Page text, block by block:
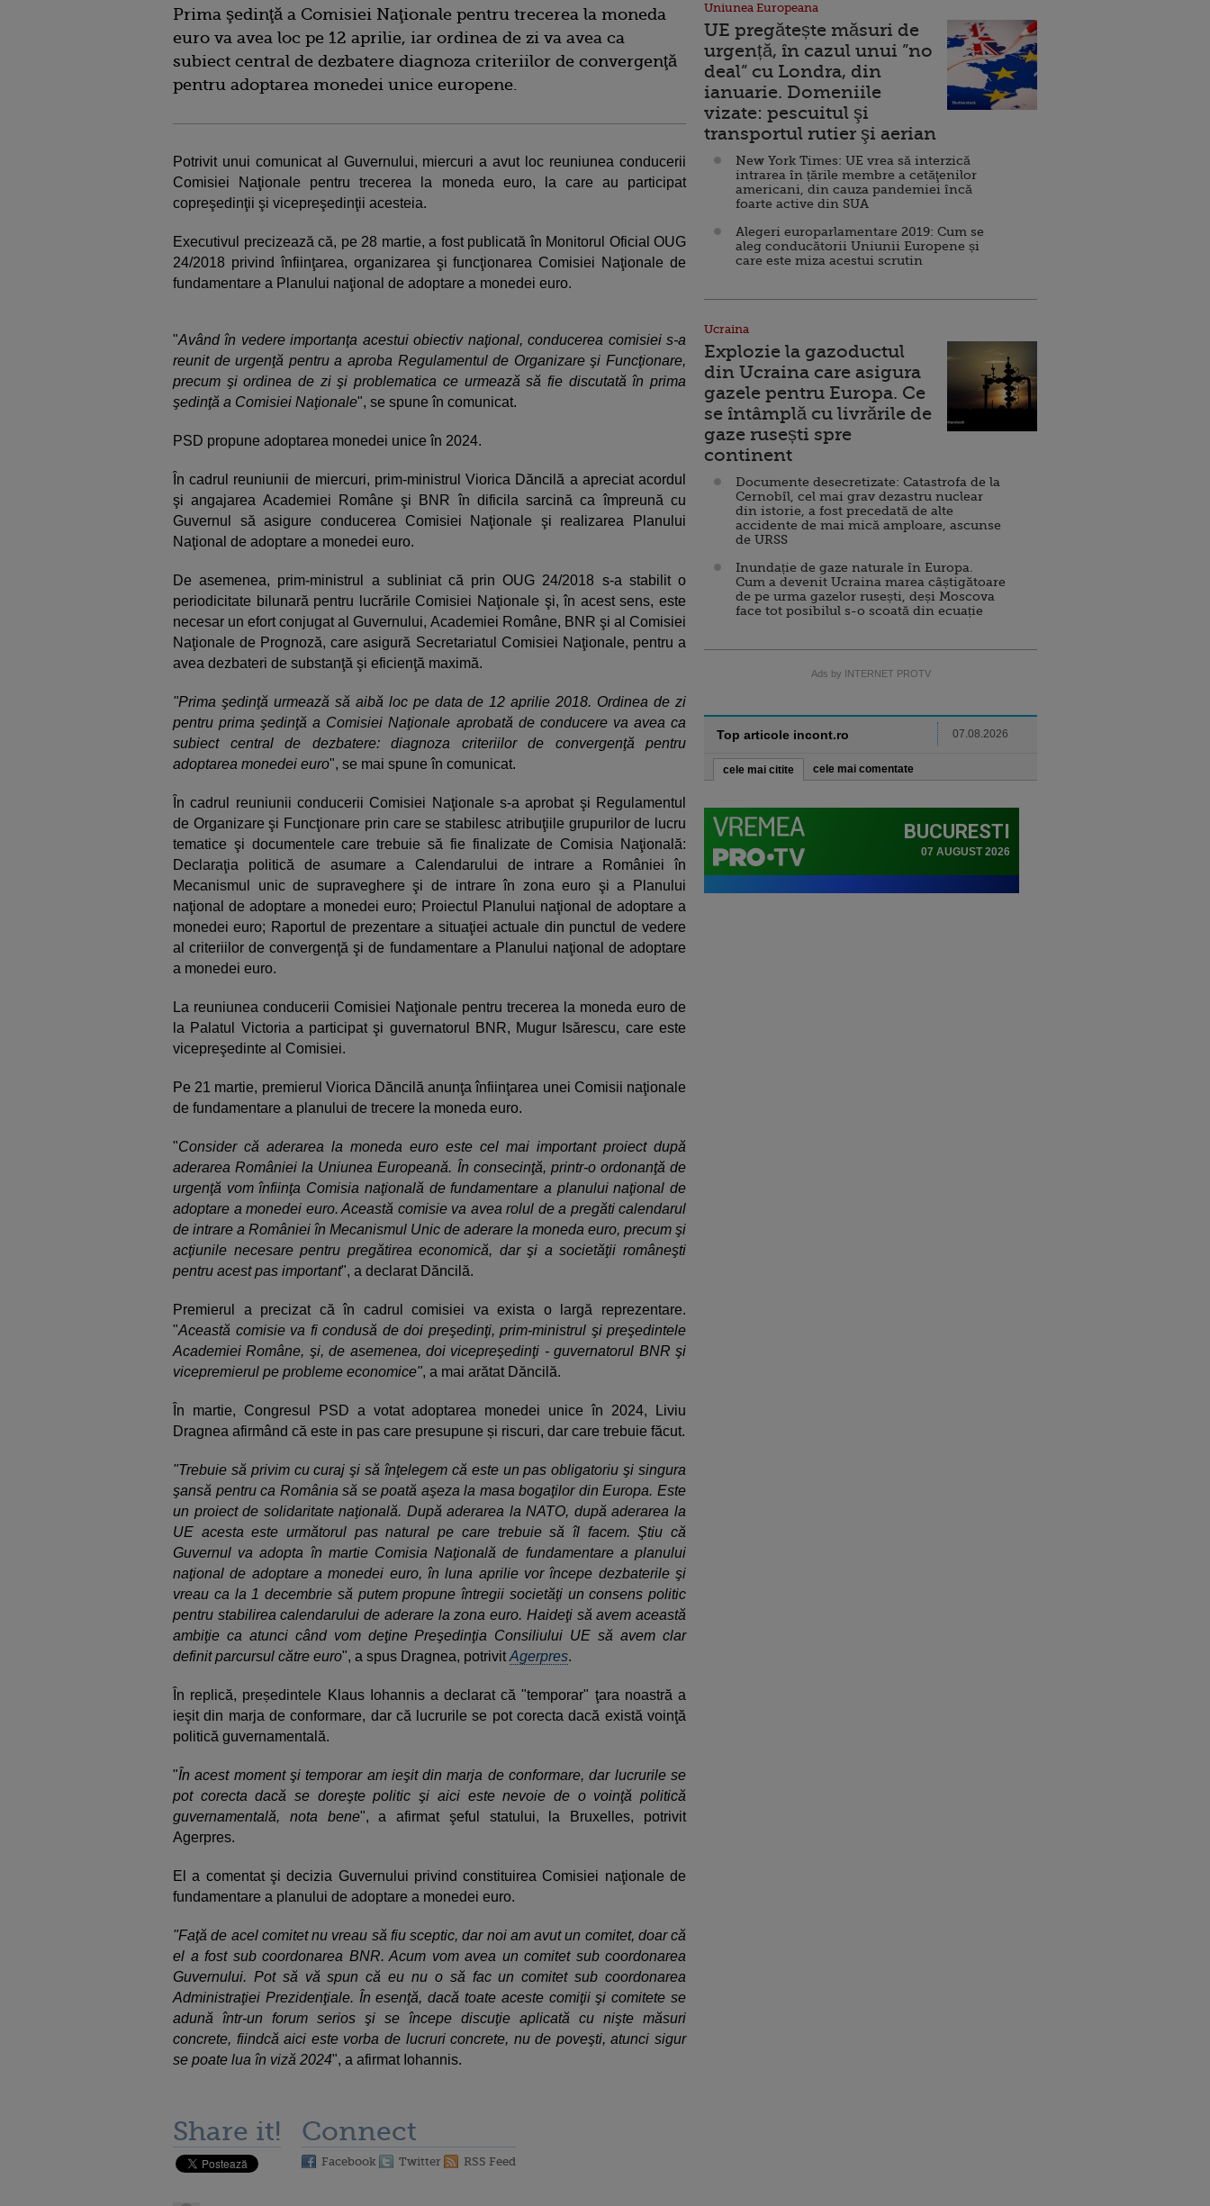
Prima şedinţă a Comisiei Naţionale pentru trecerea la moneda
euro va avea loc pe 12 aprilie, iar ordinea de zi va avea ca
subiect central de dezbatere diagnoza criteriilor de convergenţă
pentru adoptarea monedei unice europene.
Potrivit unui comunicat al Guvernului, miercuri a avut loc reuniunea conducerii
Comisiei Naţionale pentru trecerea la moneda euro, la care au participat
copreşedinţii şi vicepreşedinţii acesteia.
Executivul precizează că, pe 28 martie, a fost publicată în Monitorul Oficial OUG
24/2018 privind înfiinţarea, organizarea şi funcţionarea Comisiei Naţionale de
fundamentare a Planului naţional de adoptare a monedei euro.
"Având în vedere importanţa acestui obiectiv naţional, conducerea comisiei s-a
reunit de urgenţă pentru a aproba Regulamentul de Organizare şi Funcţionare,
precum şi ordinea de zi şi problematica ce urmează să fie discutată în prima
şedinţă a Comisiei Naţionale", se spune în comunicat.
PSD propune adoptarea monedei unice în 2024.
În cadrul reuniunii de miercuri, prim-ministrul Viorica Dăncilă a apreciat acordul
şi angajarea Academiei Române şi BNR în dificila sarcină ca împreună cu
Guvernul să asigure conducerea Comisiei Naţionale şi realizarea Planului
Naţional de adoptare a monedei euro.
De asemenea, prim-ministrul a subliniat că prin OUG 24/2018 s-a stabilit o
periodicitate bilunară pentru lucrările Comisiei Naţionale şi, în acest sens, este
necesar un efort conjugat al Guvernului, Academiei Române, BNR şi al Comisiei
Naţionale de Prognoză, care asigură Secretariatul Comisiei Naţionale, pentru a
avea dezbateri de substanţă şi eficienţă maximă.
"Prima şedinţă urmează să aibă loc pe data de 12 aprilie 2018. Ordinea de zi
pentru prima şedinţă a Comisiei Naţionale aprobată de conducere va avea ca
subiect central de dezbatere: diagnoza criteriilor de convergenţă pentru
adoptarea monedei euro", se mai spune în comunicat.
În cadrul reuniunii conducerii Comisiei Naţionale s-a aprobat şi Regulamentul
de Organizare şi Funcţionare prin care se stabilesc atribuţiile grupurilor de lucru
tematice şi documentele care trebuie să fie finalizate de Comisia Naţională:
Declaraţia politică de asumare a Calendarului de intrare a României în
Mecanismul unic de supraveghere şi de intrare în zona euro şi a Planului
naţional de adoptare a monedei euro; Proiectul Planului naţional de adoptare a
monedei euro; Raportul de prezentare a situaţiei actuale din punctul de vedere
al criteriilor de convergenţă şi de fundamentare a Planului naţional de adoptare
a monedei euro.
La reuniunea conducerii Comisiei Naţionale pentru trecerea la moneda euro de
la Palatul Victoria a participat şi guvernatorul BNR, Mugur Isărescu, care este
vicepreşedinte al Comisiei.
Pe 21 martie, premierul Viorica Dăncilă anunţa înfiinţarea unei Comisii naţionale
de fundamentare a planului de trecere la moneda euro.
"Consider că aderarea la moneda euro este cel mai important proiect după
aderarea României la Uniunea Europeană. În consecinţă, printr-o ordonanţă de
urgenţă vom înfiinţa Comisia naţională de fundamentare a planului naţional de
adoptare a monedei euro. Această comisie va avea rolul de a pregăti calendarul
de intrare a României în Mecanismul Unic de aderare la moneda euro, precum şi
acţiunile necesare pentru pregătirea economică, dar şi a societăţii româneşti
pentru acest pas important", a declarat Dăncilă.
Premierul a precizat că în cadrul comisiei va exista o largă reprezentare.
"Această comisie va fi condusă de doi preşedinţi, prim-ministrul şi preşedintele
Academiei Române, şi, de asemenea, doi vicepreşedinţi - guvernatorul BNR şi
vicepremierul pe probleme economice", a mai arătat Dăncilă.
În martie, Congresul PSD a votat adoptarea monedei unice în 2024, Liviu
Dragnea afirmând că este in pas care presupune și riscuri, dar care trebuie făcut.
"Trebuie să privim cu curaj şi să înţelegem că este un pas obligatoriu şi singura
şansă pentru ca România să se poată aşeza la masa bogaţilor din Europa. Este
un proiect de solidaritate naţională. După aderarea la NATO, după aderarea la
UE acesta este următorul pas natural pe care trebuie să îl facem. Ştiu că
Guvernul va adopta în martie Comisia Naţională de fundamentare a planului
naţional de adoptare a monedei euro, în luna aprilie vor începe dezbaterile şi
vreau ca la 1 decembrie să putem propune întregii societăţi un consens politic
pentru stabilirea calendarului de aderare la zona euro. Haideţi să avem această
ambiţie ca atunci când vom deţine Preşedinţia Consiliului UE să avem clar
definit parcursul către euro", a spus Dragnea, potrivitAgerpres.
În replică, președintele Klaus Iohannis a declarat că "temporar" ţara noastră a
ieşit din marja de conformare, dar că lucrurile se pot corecta dacă există voinţă
politică guvernamentală.
"În acest moment şi temporar am ieşit din marja de conformare, dar lucrurile se
pot corecta dacă se doreşte politic şi aici este nevoie de o voinţă politică
guvernamentală, nota bene", a afirmat şeful statului, la Bruxelles, potrivit
Agerpres.
El a comentat şi decizia Guvernului privind constituirea Comisiei naţionale de
fundamentare a planului de adoptare a monedei euro.
"Faţă de acel comitet nu vreau să fiu sceptic, dar noi am avut un comitet, doar că
el a fost sub coordonarea BNR. Acum vom avea un comitet sub coordonarea
Guvernului. Pot să vă spun că eu nu o să fac un comitet sub coordonarea
Administraţiei Prezidenţiale. În esenţă, dacă toate aceste comiţii şi comitete se
adună într-un forum serios şi se începe discuţie aplicată cu nişte măsuri
concrete, fiindcă aici este vorba de lucruri concrete, nu de poveşti, atunci sigur
se poate lua în viză 2024", a afirmat Iohannis.
Share it! Connect
Facebook Twitter RSS Feed
Uniunea Europeana
UE pregătește măsuri de
urgență, în cazul unui ”no
deal” cu Londra, din
ianuarie. Domeniile
vizate: pescuitul şi
transportul rutier şi aerian
New York Times: UE vrea să interzică
intrarea în țările membre a cetăţenilor
americani, din cauza pandemiei încă
foarte active din SUA
Alegeri europarlamentare 2019: Cum se
aleg conducătorii Uniunii Europene și
care este miza acestui scrutin
Ucraina
Explozie la gazoductul
din Ucraina care asigura
gazele pentru Europa. Ce
se întâmplă cu livrările de
gaze rusești spre
continent
Documente desecretizate: Catastrofa de la
Cernobîl, cel mai grav dezastru nuclear
din istorie, a fost precedată de alte
accidente de mai mică amploare, ascunse
de URSS
Inundație de gaze naturale în Europa.
Cum a devenit Ucraina marea câștigătoare
de pe urma gazelor rusești, deși Moscova
face tot posibilul s-o scoată din ecuație
Ads by INTERNET PROTV
Top articole incont.ro 07.08.2026
cele mai citite cele mai comentate